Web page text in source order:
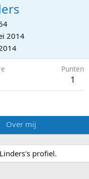
2014
Punten
1
Over mij
profiel.